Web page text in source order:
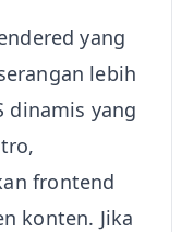
yang
lebih
dinamis yang
frontend
konten. Jika